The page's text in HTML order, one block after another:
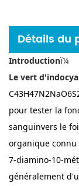
Détails du
Introductionï¼
Le vert
pour tester la
sanguinvers le
organique
7-diamino-10-
généralement